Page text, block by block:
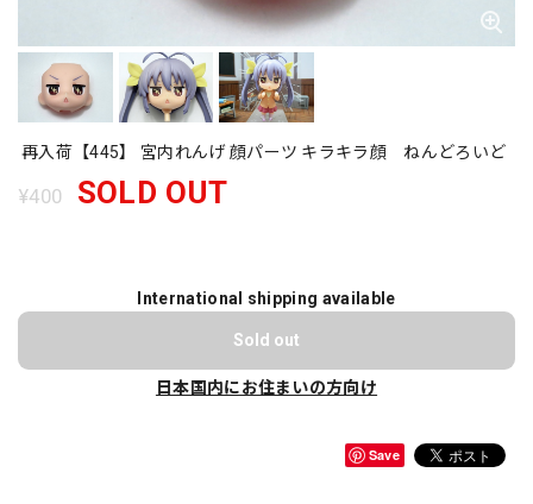
再入荷【445】 宮内れんげ 顔パーツ キラキラ顔 ねんどろいど
¥400 SOLD OUT
International shipping available
Sold out
日本国内にお住まいの方向け
Save